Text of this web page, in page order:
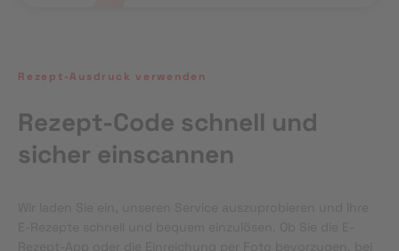
Rezept-Ausdruck verwenden
Rezept-Code schnell und
sicher einscannen